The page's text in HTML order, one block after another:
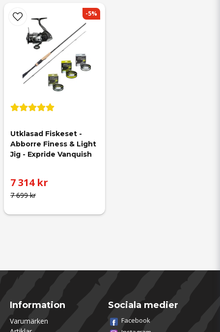
Utklasad Fiskeset -
Abborre Finess & Light
Jig - Expride Vanquish
7 699 kr
7 314 kr
-5%
Information
Varumärken
Sociala medier
Facebook